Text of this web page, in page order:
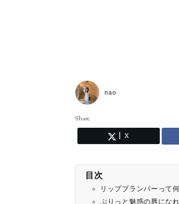
nao
Share
X
目次
リッププランパーって
ぷりっと魅惑の唇にな